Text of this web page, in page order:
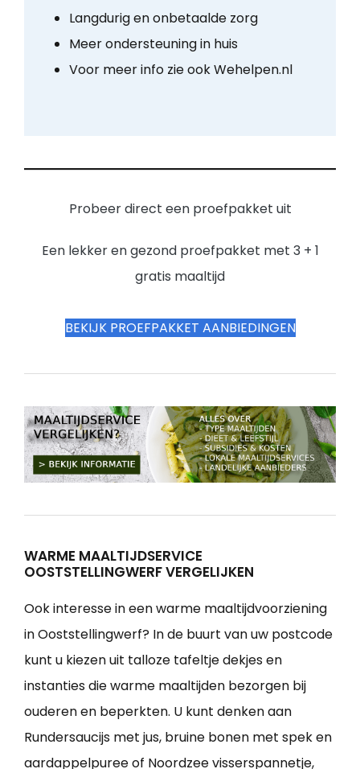
Langdurig en onbetaalde zorg
Meer ondersteuning in huis
Voor meer info zie ook Wehelpen.nl
Probeer direct een proefpakket uit
Een lekker en gezond proefpakket met 3 + 1
gratis maaltijd
BEKIJK PROEFPAKKET AANBIEDINGEN
WARME MAALTIJDSERVICE
OOSTSTELLINGWERF VERGELIJKEN
Ook interesse in een warme maaltijdvoorziening
in Ooststellingwerf? In de buurt van uw postcode
kunt u kiezen uit talloze tafeltje dekjes en
instanties die warme maaltijden bezorgen bij
ouderen en beperkten. U kunt denken aan
Rundersaucijs met jus, bruine bonen met spek en
aardappelpuree of Noordzee visserspannetje,